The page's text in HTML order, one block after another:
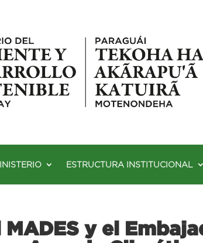
ESTRUCTURA INSTITUCIONAL
y el